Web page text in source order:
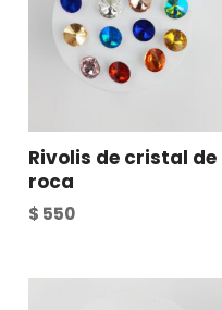
Rivolis de cristal de
roca
$ 550